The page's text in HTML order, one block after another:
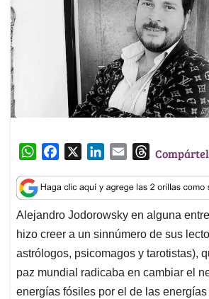
W
a
t
s
A
p
p
c
e
b
o
o
k
n
k
e
d
I
n
a
i
l
T
r
e
a
d
s
Alejandro Jodorowsky en alguna
hizo creer a un sinnúmero de sus
astrólogos, psicomagos y tarotistas),
paz mundial radicaba en cambiar el
energías fósiles por el de las